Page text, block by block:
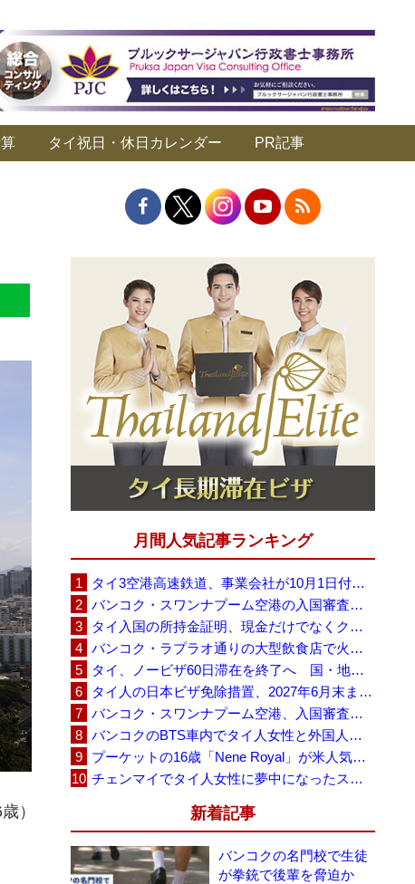
タイ祝日・休日カレンダー PR記事
）
月間人気記事ランキング
タイ3空港高速鉄道、事業会社が10月1日付の契約終了を通知 「現時点での撤退決定ではない」
バンコク・スワンナプーム空港の入国審査に長蛇の列、SNSで「3～4時間待ち」との投稿が拡散
タイ入国の所持金証明、現金だけでなくクレジットカードや銀行明細も提示可能
バンコク・ラプラオ通りの大型飲食店で火災、27人死亡・多数負傷
タイ、ノービザ60日滞在を終了へ 国・地域別に30日・15日へ再編
タイ人の日本ビザ免除措置、2027年6月末まで延長 不安広がる中でひとまず安堵
バンコク・スワンナプーム空港、入国審査で2～3時間待ちの時間帯も 審査厳格化と人員不足が影響か
バンコクのBTS車内でタイ人女性と外国人学生グループが口論、騒音めぐる動画が拡散
プーケットの16歳「Nene Royal」が米人気番組で圧巻の演奏、審査員4人全員が「Yes」
チェンマイでタイ人女性に夢中になったスウェーデン人男性、全財産を失い捨てられる
新着記事
バンコクの名門校で生徒
が拳銃で後輩を脅迫か